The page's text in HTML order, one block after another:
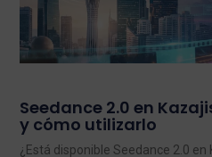
Seedance 2.0 en
y cómo utilizarlo
¿Está disponible Seedance 2.0